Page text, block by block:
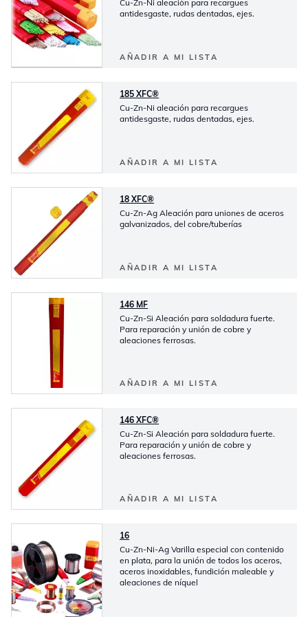
Cu-Zn-Ni aleación para recargues
antidesgaste, rudas dentadas, ejes.
AÑADIR A MI LISTA
185 XFC®
Cu-Zn-Ni aleación para recargues
antidesgaste, rudas dentadas, ejes.
AÑADIR A MI LISTA
18 XFC®
Cu-Zn-Ag Aleación para uniones de aceros
galvanizados, del cobre/tuberías
AÑADIR A MI LISTA
146 MF
Cu-Zn-Si Aleación para soldadura fuerte.
Para reparación y unión de cobre y
aleaciones ferrosas.
AÑADIR A MI LISTA
146 XFC®
Cu-Zn-Si Aleación para soldadura fuerte.
Para reparación y unión de cobre y
aleaciones ferrosas.
AÑADIR A MI LISTA
16
Cu-Zn-Ni-Ag Varilla especial con contenido
en plata, para la unión de todos los aceros,
aceros inoxidables, fundición maleable y
aleaciones de níquel